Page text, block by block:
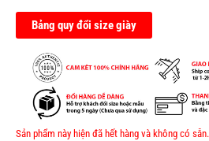
Bảng quy đổi size giày
Sản phẩm này hiện đã hết hàng và không có sẵn.